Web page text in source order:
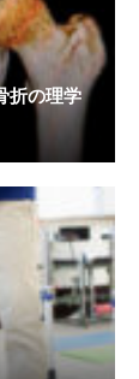
折の理学